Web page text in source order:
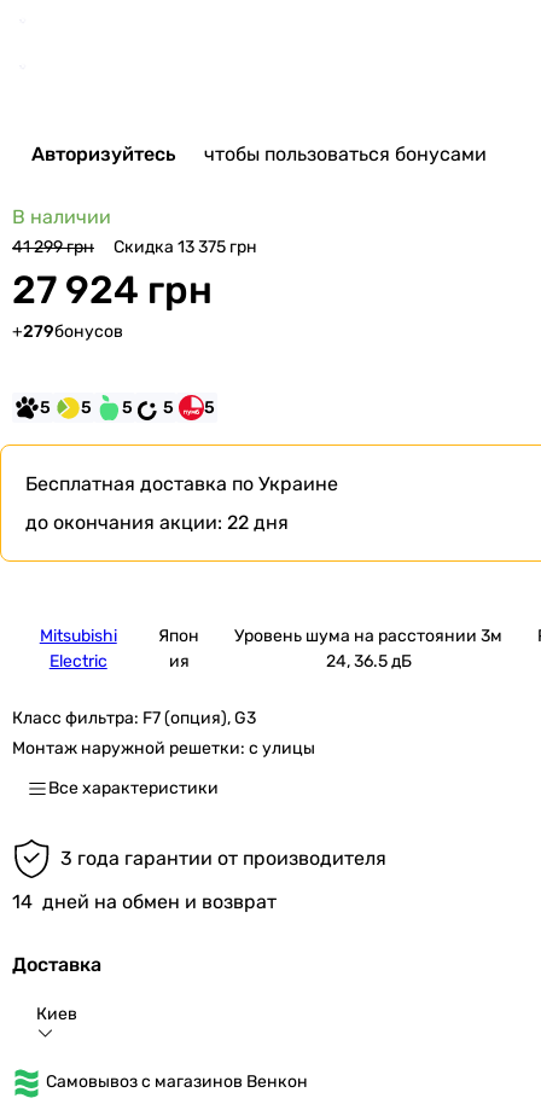
Авторизуйтесь чтобы пользоваться бонусами
В наличии
41 299 грн Скидка 13 375 грн
27 924 грн
+279бонусов
5 5 5 5 5
Бесплатная доставка по Украине
до окончания акции: 22 дня
Mitsubishi
Electric
Япон
ия
Уровень шума на расстоянии 3м
24, 36.5 дБ
Класс фильтра: F7 (опция), G3
Монтаж наружной решетки: с улицы
Все характеристики
3 года гарантии от производителя
14 дней на обмен и возврат
Доставка
Киев
Самовывоз с магазинов Венкон